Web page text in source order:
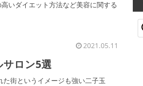
いダイエット方法など美容に関する
2021.05.11
サロン5選
街というイメージも強い二子玉